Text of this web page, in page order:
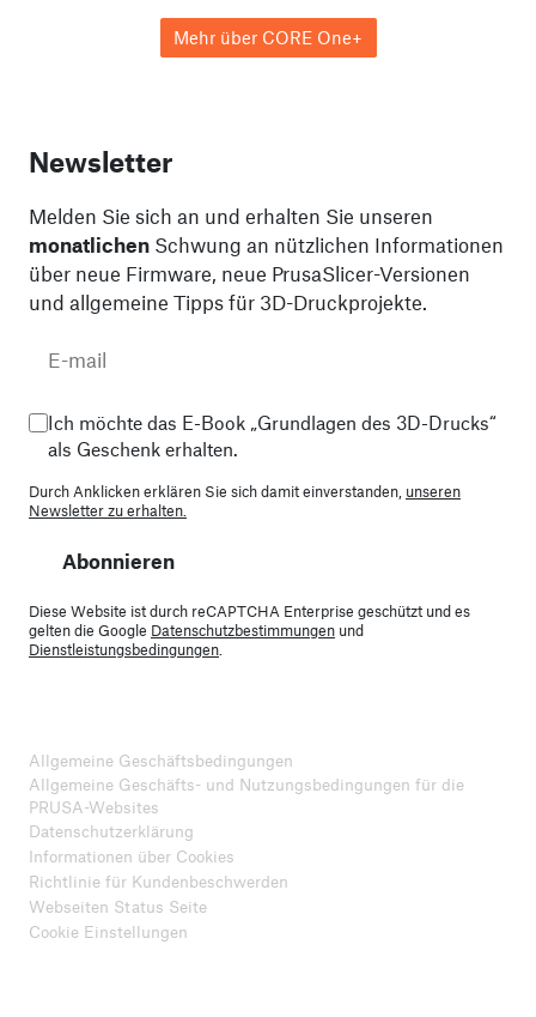
Mehr über CORE One+
Newsletter
Melden Sie sich an und erhalten Sie unseren
monatlichen Schwung an nützlichen Informationen
über neue Firmware, neue PrusaSlicer-Versionen
und allgemeine Tipps für 3D-Druckprojekte.
Ich möchte das E-Book „Grundlagen des 3D-Drucks“
als Geschenk erhalten.
Durch Anklicken erklären Sie sich damit einverstanden, unseren
Newsletter zu erhalten.
Abonnieren
Diese Website ist durch reCAPTCHA Enterprise geschützt und es
gelten die Google Datenschutzbestimmungen und
Dienstleistungsbedingungen.
Allgemeine Geschäftsbedingungen
Allgemeine Geschäfts- und Nutzungsbedingungen für die
PRUSA-Websites
Datenschutzerklärung
Informationen über Cookies
Richtlinie für Kundenbeschwerden
Webseiten Status Seite
Cookie Einstellungen